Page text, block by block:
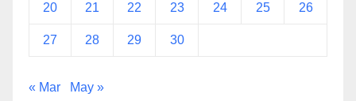
20 21 22 23 24 25 26
27 28 29 30
« Mar May »